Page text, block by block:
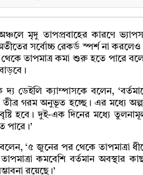
মৃদু তাপপ্রবাহের কারণে
সর্বোচ্চ রেকর্ড স্পর্শ না
তাপমাত্র কমা শুরু হতে পারে বলে
ক্যাম্পাসকে বলেন, ‘বর্তমানে
গরম অনুভূত হচ্ছে। এর মধ্যে
হবে। দুই-এক দিনের মধ্যে
পারে।’
বলেন, ‘৫ জুনের পর থেকে
কমবেশি বর্তমান অবস্থার
রয়েছে।’